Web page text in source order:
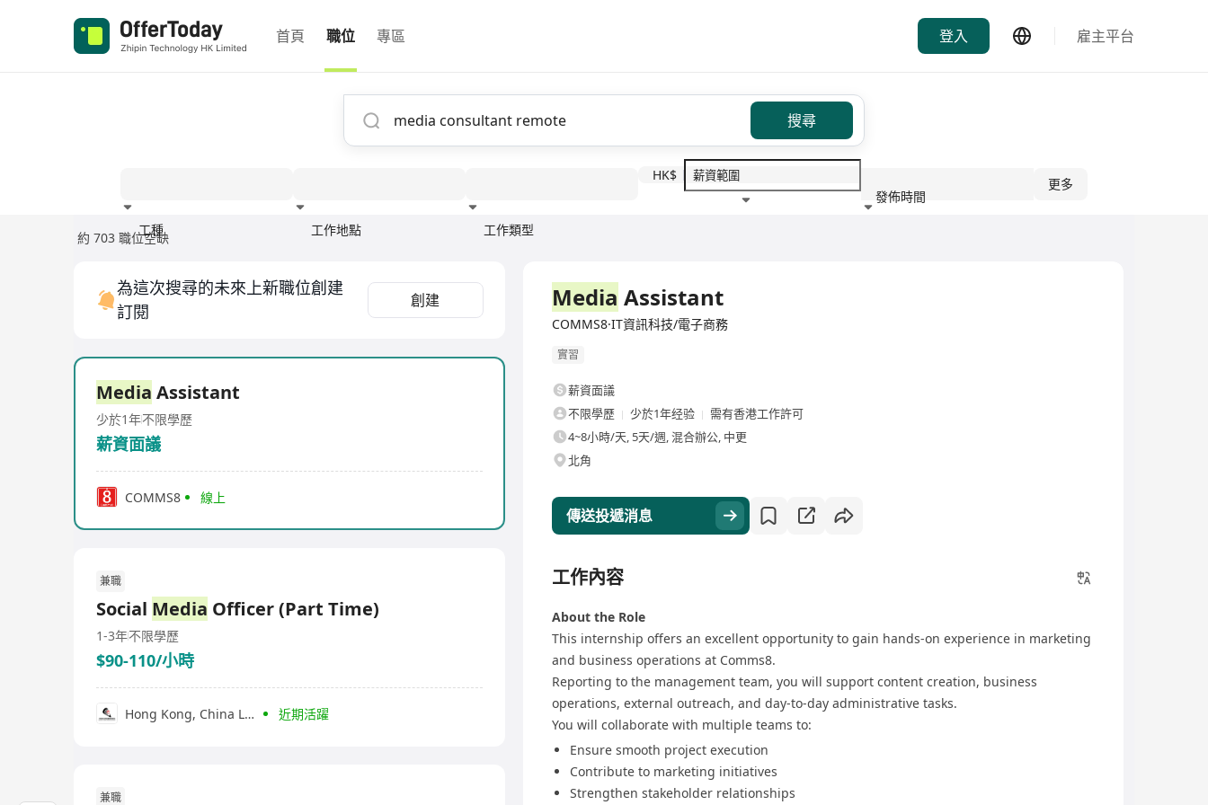
首頁 職位 專區 登入 雇主平台
搜尋
工種 工作地點 工作類型
HK$
發佈時間
更多
約 703 職位空缺
為這次搜尋的未來上新職位創建
訂閱
創建
Media Assistant
少於1年不限學歷
薪資面議
COMMS8 線上
兼職
Social Media Officer (Part Time)
1-3年不限學歷
$90-110/小時
Hong Kong, China Lacrosse Association 近期活躍
兼職
Media Assistant
COMMS8·IT資訊科技/電子商務
實習
薪資面議
不限學歷
少於1年经验
需有香港工作許可
4~8小時/天, 5天/週, 混合辦公, 中更
北角
傳送投遞消息
工作內容
About the Role
This internship offers an excellent opportunity to gain hands-on experience in marketing
and business operations at Comms8.
Reporting to the management team, you will support content creation, business
operations, external outreach, and day-to-day administrative tasks.
You will collaborate with multiple teams to:
Ensure smooth project execution
Contribute to marketing initiatives
Strengthen stakeholder relationships